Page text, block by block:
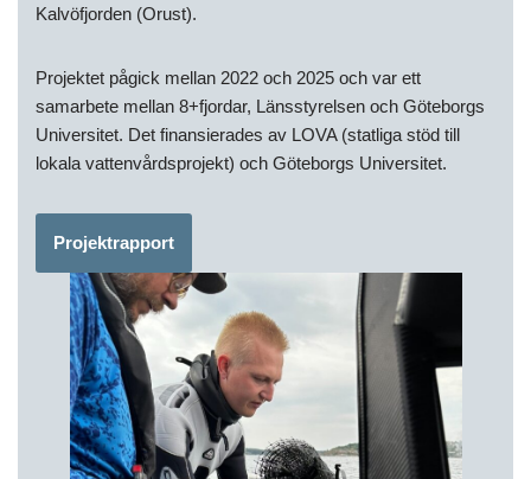
Kalvöfjorden (Orust).
Projektet pågick mellan 2022 och 2025 och var ett
samarbete mellan 8+fjordar, Länsstyrelsen och Göteborgs
Universitet. Det finansierades av LOVA (statliga stöd till
lokala vattenvårdsprojekt) och Göteborgs Universitet.
Projektrapport